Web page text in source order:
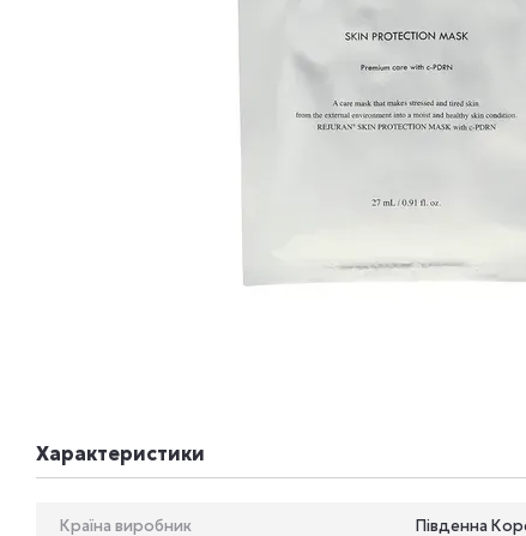
Характеристики
Країна виробник Південна